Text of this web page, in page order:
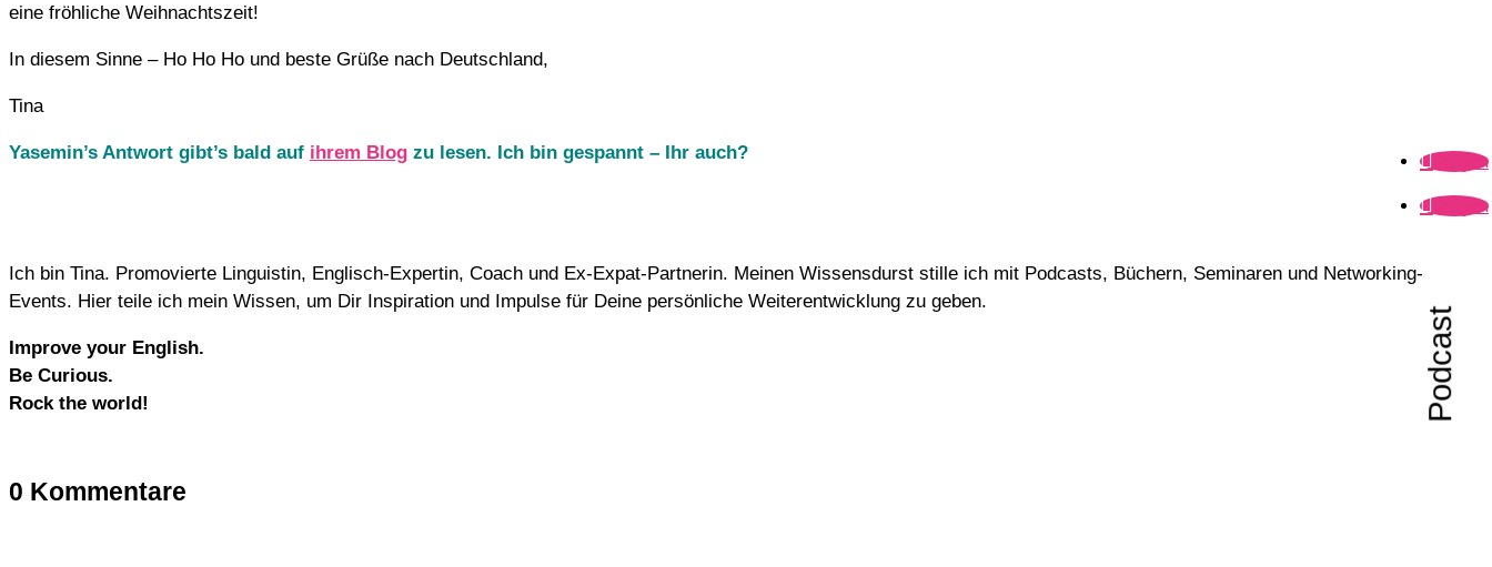
eine fröhliche Weihnachtszeit!
In diesem Sinne – Ho Ho Ho und beste Grüße nach Deutschland,
Tina
Yasemin’s Antwort gibt’s bald auf ihrem Blog zu lesen. Ich bin gespannt – Ihr auch?
Ich bin Tina. Promovierte Linguistin, Englisch-Expertin, Coach und Ex-Expat-Partnerin. Meinen Wissensdurst stille ich mit Podcasts, Büchern, Seminaren und Networking-
Events. Hier teile ich mein Wissen, um Dir Inspiration und Impulse für Deine persönliche Weiterentwicklung zu geben.
Improve your English.
Be Curious.
Rock the world!
0 Kommentare
Folgen
Folgen
Podcast